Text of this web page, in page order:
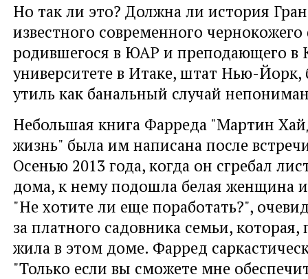
Но так ли это? Должна ли история
известного современного
родившегося в ЮАР и преподающего в
университете в Итаке, штат Нью-Йорк,
утиль как банальный случай
Небольшая книга Фарреда "Мартин
жизнь" была им написана после
Осенью 2013 года, когда он сгребал
дома, к нему подошла белая женщина
"Не хотите ли еще поработать?",
за платного садовника семьи,
жила в этом доме. Фарред
"Только если вы сможете мне